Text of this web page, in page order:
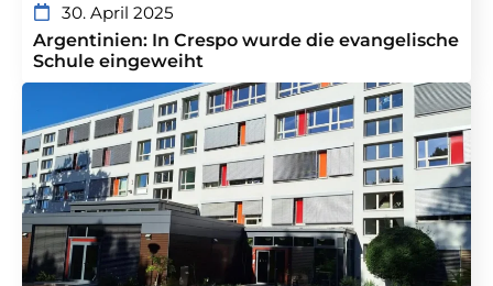
30. April 2025
Argentinien: In Crespo wurde die evangelische
Schule eingeweiht